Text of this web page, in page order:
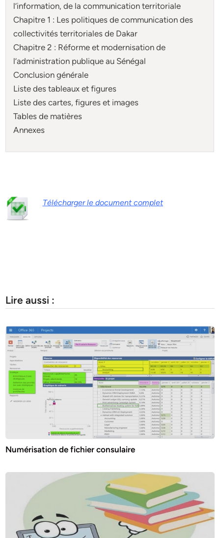
l’information, de la communication territoriale
Chapitre 1 : Les politiques de communication des
collectivités territoriales de Dakar
Chapitre 2 : Réforme et modernisation de
l’administration publique au Sénégal
Conclusion générale
Liste des tableaux et figures
Liste des cartes, figures et images
Tables de matières
Annexes
Télécharger le document complet
Lire aussi :
Numérisation de fichier consulaire